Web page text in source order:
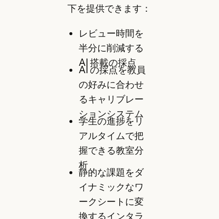
下を提供できます：
レビュー時間を
半分に削減する
AI 搭載の採点
AI の採点を教員
の好みに合わせ
るキャリブレー
ションシステム
学生の進捗をリ
アルタイムで把
握できる教室分
析
静的な課題をダ
イナミックなワ
ークシートに変
換するインタラ